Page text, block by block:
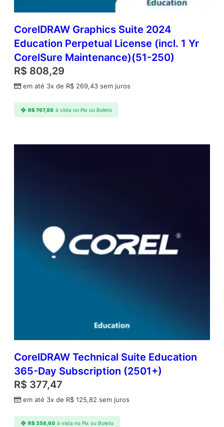
CorelDRAW Graphics Suite 2024
Education Perpetual License (incl. 1 Yr
CorelSure Maintenance)(51-250)
R$ 808,29
em até 3x de R$ 269,43 sem juros
R$767,88 à vista no Pix ou Boleto
CorelDRAW Technical Suite Education
365-Day Subscription (2501+)
R$ 377,47
em até 3x de R$ 125,82 sem juros
R$358,60 à vista no Pix ou Boleto